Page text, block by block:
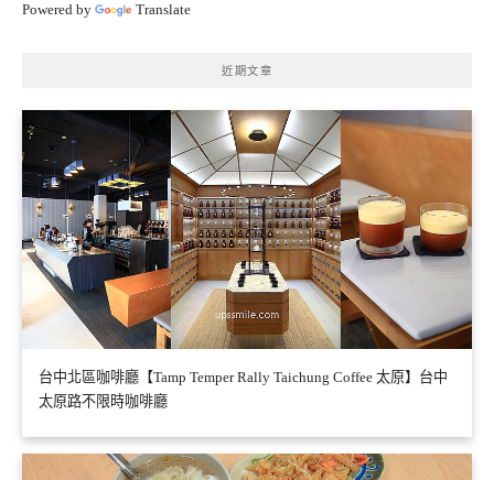
Powered by Translate
近期文章
台中北區咖啡廳【Tamp Temper Rally Taichung Coffee 太原】台中
太原路不限時咖啡廳